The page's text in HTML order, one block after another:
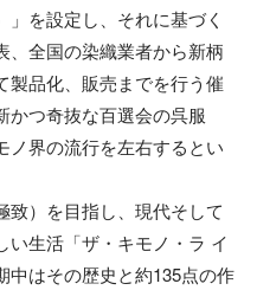
を設定し、それに基づく
、全国の染織業者から新柄
製品化、販売までを行う催
かつ奇抜な百選会の呉服
ノ界の流行を左右するとい
致）を目指し、現代そして
い生活「ザ・キモノ・ラ イ
中はその歴史と約135点の作